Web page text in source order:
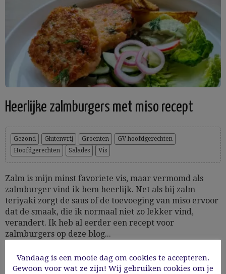
Heerlijke zalmburgers met miso recept
Gezond Glutenvrij Groenten
GV hoofdgerechten
Hoofdgerechten
Salades Vis
Zalm is mijn minst favoriete vis, maar vermomd als
zalmburger vind ik hem heerlijk. Net als bij zalm
teriyaki zorgt de saus of de toevoeging van miso ervoor
dat de smaak, die ik normaal niet zo lekker vind,
verandert. Ik heb al eerder een recept voor
zalmburgers op deze blog...
Vandaag is een mooie dag om cookies te accepteren.
Gewoon voor wat ze zijn! Wij gebruiken cookies om je